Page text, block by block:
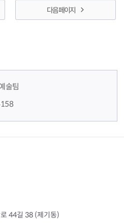
다음 페이지
술팀
44길 38 (제기동)